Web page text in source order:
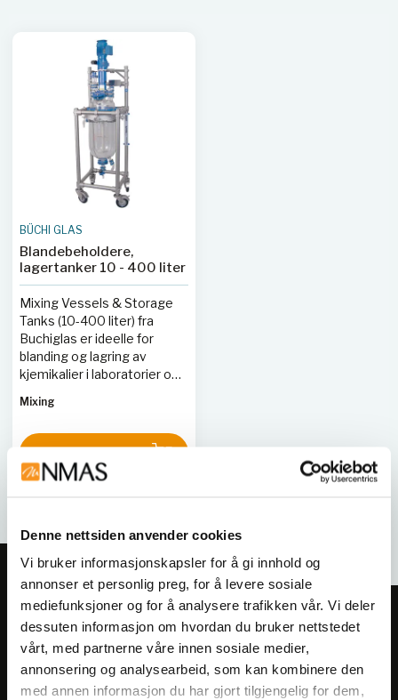
Denne nettsiden anvender cookies
Vi bruker informasjonskapsler for å gi innhold og
annonser et personlig preg, for å levere sosiale
mediefunksjoner og for å analysere trafikken vår. Vi deler
dessuten informasjon om hvordan du bruker nettstedet
vårt, med partnerne våre innen sosiale medier,
annonsering og analysearbeid, som kan kombinere den
med annen informasjon du har gjort tilgjengelig for dem,
BÜCHI GLAS
Blandebeholdere,
lagertanker 10 - 400 liter
Mixing Vessels & Storage
Tanks (10-400 liter) fra
Buchiglas er ideelle for
blanding og lagring av
kjemikalier i laboratorier og
en kapasitet fra 10 til 400
fleksibilitet for ulike
applikasjoner. De er
konstruert med
og langvarig holdbarhet. De
det enkelt å tilpasse
tankene til spesifikke
behov, og de er enkle å
integrere med eksisterende
prosessutstyr.
Mixing
Kjøp her
Meld deg på vårt nyhetsbrev!
Få informasjon om produkter,
arrangementer og kampanjer.